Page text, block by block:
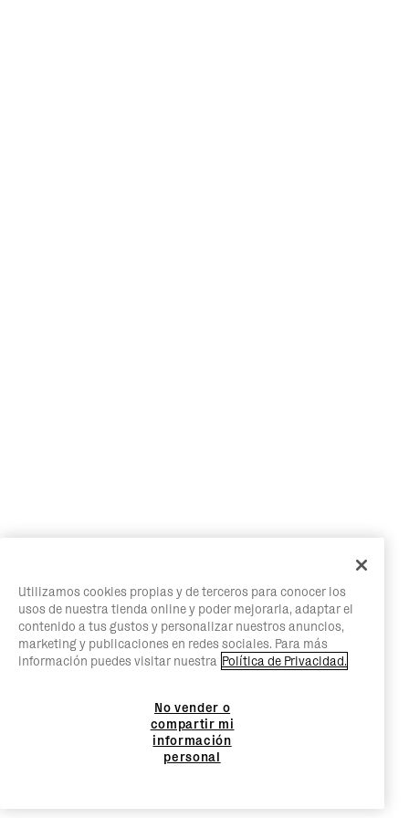
Utilizamos cookies propias y de terceros para conocer los
usos de nuestra tienda online y poder mejorarla, adaptar el
contenido a tus gustos y personalizar nuestros anuncios,
marketing y publicaciones en redes sociales. Para más
información puedes visitar nuestra Política de Privacidad.
No vender o
compartir mi
información
personal